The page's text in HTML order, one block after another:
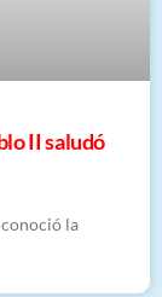
II saludó
la